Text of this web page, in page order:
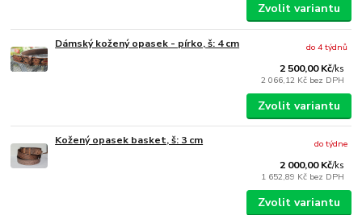
Zvolit variantu
Dámský kožený opasek - pírko, š: 4 cm
2 500,00 Kč/ks
2 066,12 Kč bez DPH
do 4 týdnů
Zvolit variantu
Kožený opasek basket, š: 3 cm
2 000,00 Kč/ks
1 652,89 Kč bez DPH
do týdne
Zvolit variantu